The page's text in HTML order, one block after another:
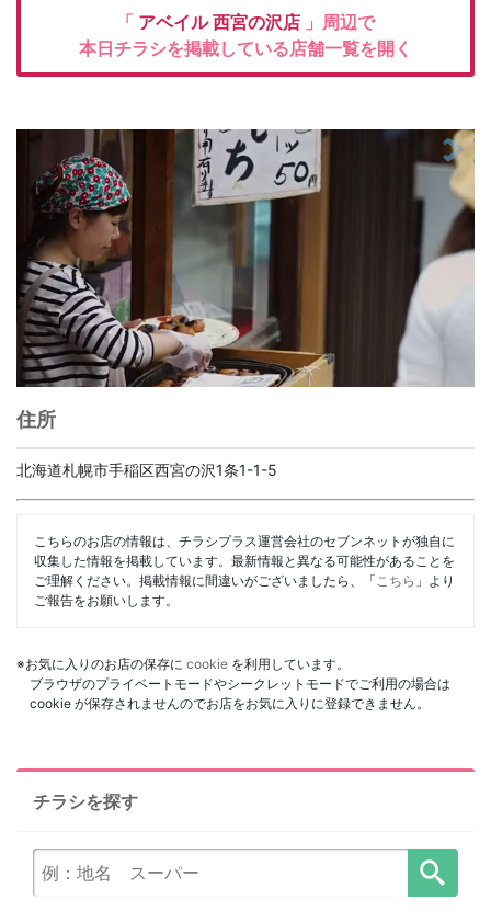
「 アベイル西宮の沢店 」周辺で
本日チラシを掲載している店舗一覧を開く
住所
北海道札幌市手稲区西宮の沢1条1-1-5
こちらのお店の情報は、チラシプラス運営会社のセブンネットが独自に
収集した情報を掲載しています。最新情報と異なる可能性があることを
ご理解ください。掲載情報に間違いがございましたら、「 こちら 」より
ご報告をお願いします。
※お気に入りのお店の保存に cookie を利用しています。
ブラウザのプライベートモードやシークレットモードでご利用の場合は
cookie が保存されませんのでお店をお気に入りに登録できません。
チラシを探す